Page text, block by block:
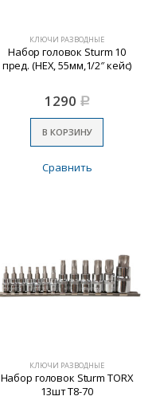
КЛЮЧИ РАЗВОДНЫЕ
Набор головок Sturm 10
пред. (HEX, 55мм,1/2″ кейс)
1290 Р
В КОРЗИНУ
Сравнить
КЛЮЧИ РАЗВОДНЫЕ
Набор головок Sturm TORX
13шт Т8-70